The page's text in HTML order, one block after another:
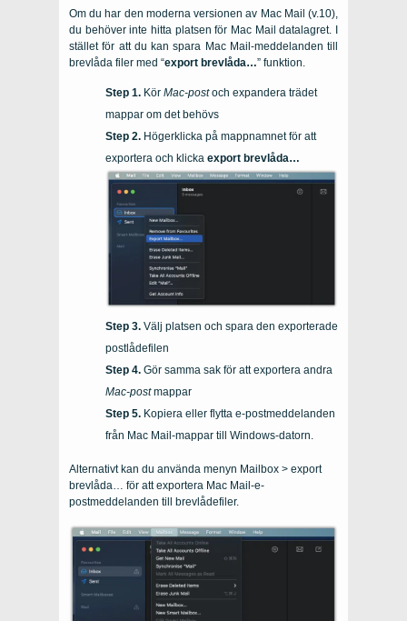
Om du har den moderna versionen av Mac Mail (v.10),
du behöver inte hitta platsen för Mac Mail datalagret. I
stället för att du kan spara Mac Mail-meddelanden till
brevlåda filer med “export brevlåda…” funktion.
Kör Mac-postoch expandera trädet
mappar om det behövs
Högerklicka på mappnamnet för att
exportera och klicka export brevlåda…
Välj platsen och spara den exporterade
postlådefilen
Gör samma sak för att exportera andra
Mac-postmappar
Kopiera eller flytta e-postmeddelanden
från Mac Mail-mappar till Windows-datorn.
Alternativt kan du använda menyn Mailbox > export
brevlåda… för att exportera Mac Mail-e-
postmeddelanden till brevlådefiler.